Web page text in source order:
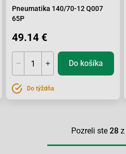
Pneumatika 140/70-12 Q007
65P
49.14 €
Do košíka
Do týždňa
Pozreli ste 28 z